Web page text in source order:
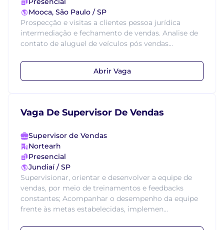
Mooca, São Paulo / SP
Prospecção e visitas a clientes pessoa jurídica
intermediação e fechamento de vendas. Analise de
contato de aluguel de veículos pós vendas...
Abrir Vaga
Vaga De Supervisor De Vendas
Supervisor de Vendas
Nortearh
Presencial
Jundiaí / SP
Supervisionar, orientar e desenvolver a equipe de
vendas, por meio de treinamentos e feedbacks
constantes; Acompanhar o desempenho da equipe
frente às metas estabelecidas, implemen...